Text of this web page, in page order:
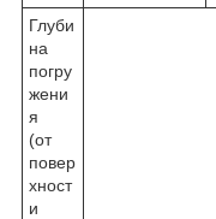
Глуби
на
погру
жени
я
(от
повер
хност
и